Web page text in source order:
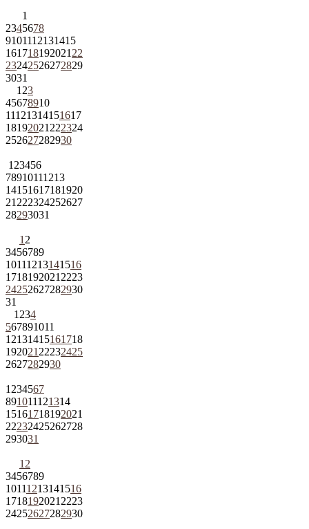
1
2345678
9101112131415
161718192021 22
23242526272829
3031
1 23
45678910
11121314151617
18192021 222324
252627282930
1 23456
78910111213
14151617181920
21 222324252627
28293031
1 2
3456789
10111213141516
1718192021 2223
24252627282930
31
1 234
567891011
12131415161718
192021 22232425
2627282930
1 234567
891011121314
15161718192021
22232425262728
293031
1 2
3456789
10111213141516
1718192021 2223
24252627282930